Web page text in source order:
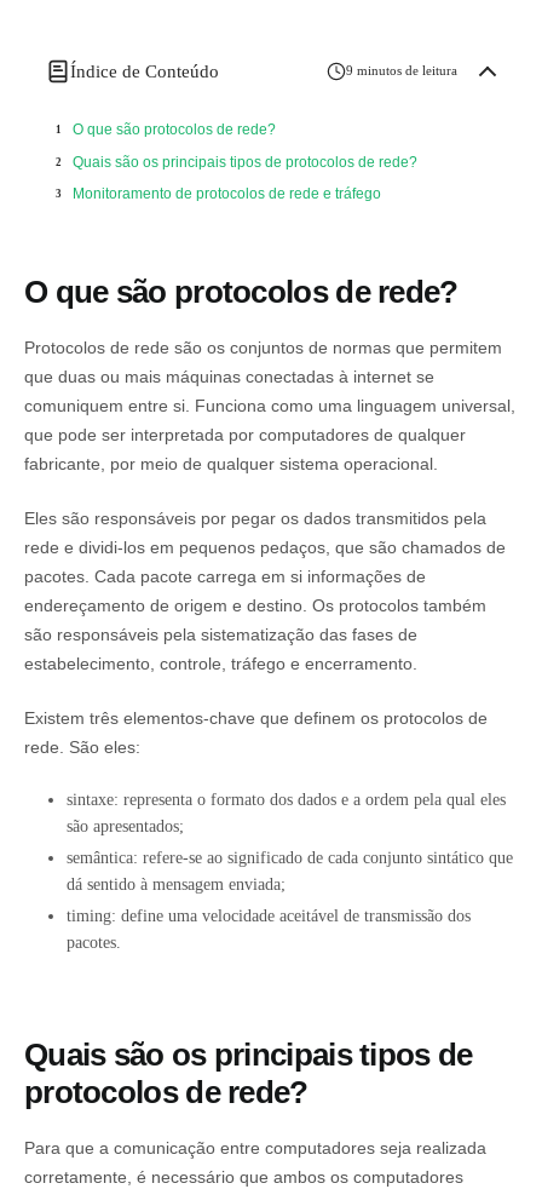
Índice de Conteúdo 9 minutos de leitura
O que são protocolos de rede?
Quais são os principais tipos de protocolos de rede?
Monitoramento de protocolos de rede e tráfego
O que são protocolos de rede?
Protocolos de rede são os conjuntos de normas que permitem
que duas ou mais máquinas conectadas à internet se
comuniquem entre si. Funciona como uma linguagem universal,
que pode ser interpretada por computadores de qualquer
fabricante, por meio de qualquer sistema operacional.
Eles são responsáveis por pegar os dados transmitidos pela
rede e dividi-los em pequenos pedaços, que são chamados de
pacotes. Cada pacote carrega em si informações de
endereçamento de origem e destino. Os protocolos também
são responsáveis pela sistematização das fases de
estabelecimento, controle, tráfego e encerramento.
Existem três elementos-chave que definem os protocolos de
rede. São eles:
sintaxe: representa o formato dos dados e a ordem pela qual eles
são apresentados;
semântica: refere-se ao significado de cada conjunto sintático que
dá sentido à mensagem enviada;
timing: define uma velocidade aceitável de transmissão dos
pacotes.
Quais são os principais tipos de
protocolos de rede?
Para que a comunicação entre computadores seja realizada
corretamente, é necessário que ambos os computadores